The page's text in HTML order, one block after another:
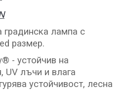
лампа с
размер.
- устойчив на
UV лъчи и влага
устойчивост, лесна